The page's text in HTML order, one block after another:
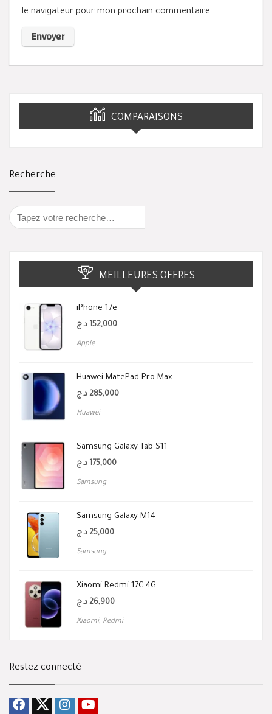
le navigateur pour mon prochain commentaire.
COMPARAISONS
Recherche
MEILLEURES OFFRES
iPhone 17e
152,000 د.ج
Apple
Huawei MatePad Pro Max
285,000 د.ج
Huawei
Samsung Galaxy Tab S11
175,000 د.ج
Samsung
Samsung Galaxy M14
25,000 د.ج
Samsung
Xiaomi Redmi 17C 4G
26,900 د.ج
Xiaomi, Redmi
Restez connecté